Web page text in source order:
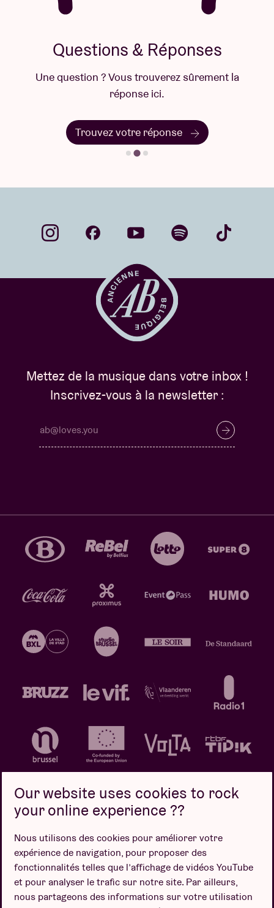
Questions & Réponses
Une question ? Vous trouverez sûrement la
réponse ici.
Trouvez votre réponse
Mettez de la musique dans votre inbox !
Inscrivez-vous à la newsletter :
Politique de confidentialité
Politique de cookies
Conditions de vente
Design par
Our website uses cookies to rock
your online experience ??
Nous utilisons des cookies pour améliorer votre
expérience de navigation, pour proposer des
fonctionnalités telles que l’affichage de vidéos YouTube
et pour analyser le trafic sur notre site. Par ailleurs,
nous partageons des informations sur votre utilisation